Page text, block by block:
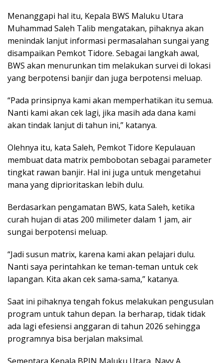
Menanggapi hal itu, Kepala BWS Maluku Utara
Muhammad Saleh Talib mengatakan, pihaknya akan
menindak lanjut informasi permasalahan sungai yang
disampaikan Pemkot Tidore. Sebagai langkah awal,
BWS akan menurunkan tim melakukan survei di lokasi
yang berpotensi banjir dan juga berpotensi meluap.
“Pada prinsipnya kami akan memperhatikan itu semua.
Nanti kami akan cek lagi, jika masih ada dana kami
akan tindak lanjut di tahun ini,” katanya.
Olehnya itu, kata Saleh, Pemkot Tidore Kepulauan
membuat data matrix pembobotan sebagai parameter
tingkat rawan banjir. Hal ini juga untuk mengetahui
mana yang diprioritaskan lebih dulu.
Berdasarkan pengamatan BWS, kata Saleh, ketika
curah hujan di atas 200 milimeter dalam 1 jam, air
sungai berpotensi meluap.
“Jadi susun matrix, karena kami akan pelajari dulu.
Nanti saya perintahkan ke teman-teman untuk cek
lapangan. Kita akan cek sama-sama,” katanya.
Saat ini pihaknya tengah fokus melakukan pengusulan
program untuk tahun depan. Ia berharap, tidak tidak
ada lagi efesiensi anggaran di tahun 2026 sehingga
programnya bisa berjalan maksimal.